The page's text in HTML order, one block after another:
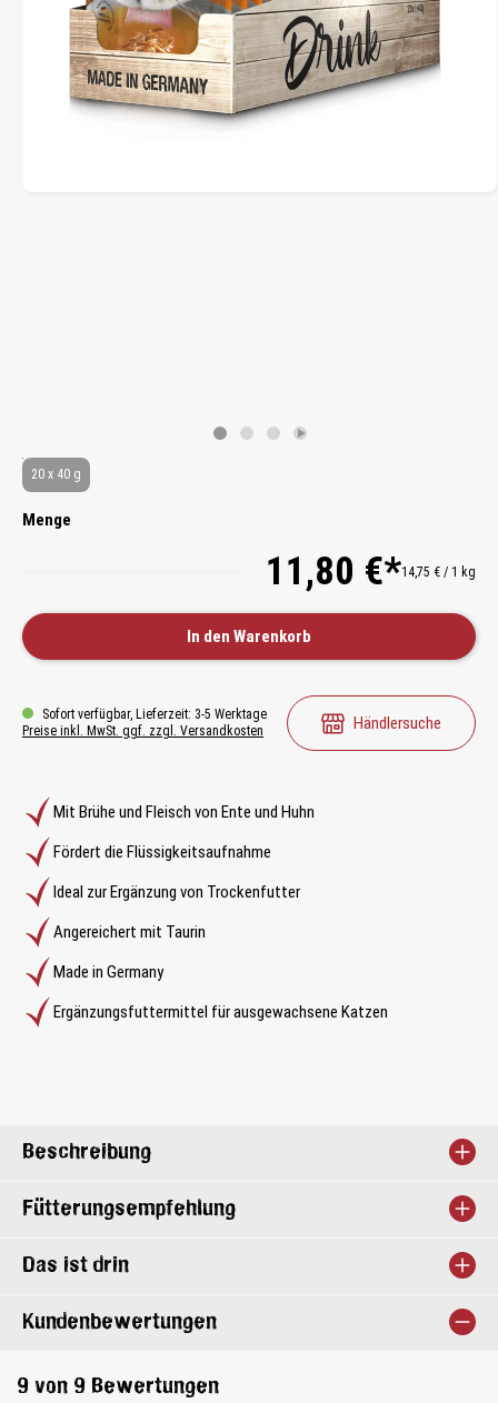
Mit Brühe und Fleisch von Ente und Huhn
Fördert die Flüssigkeitsaufnahme
Ideal zur Ergänzung von Trockenfutter
Angereichert mit Taurin
Made in Germany
Ergänzungsfuttermittel für ausgewachsene Katzen
20 x 40 g
Menge
11,80 €*14,75 € / 1 kg
In den Warenkorb
Sofort verfügbar, Lieferzeit: 3-5 Werktage
Preise inkl. MwSt. ggf. zzgl. Versandkosten
Händlersuche
Beschreibung
Fütterungsempfehlung
Das ist drin
Kundenbewertungen
9 von 9 Bewertungen